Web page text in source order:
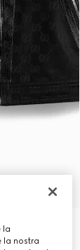
jacquard
la
la nostra